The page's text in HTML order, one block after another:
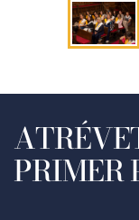
PRIMER